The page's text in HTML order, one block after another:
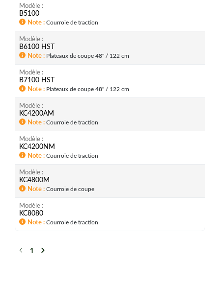
Modèle
B5100
Note Courroie de traction
Modèle
B6100 HST
Note Plateaux de coupe 48" / 122 cm
Modèle
B7100 HST
Note Plateaux de coupe 48" / 122 cm
Modèle
KC4200AM
Note Courroie de traction
Modèle
KC4200NM
Note Courroie de traction
Modèle
KC4800M
Note Courroie de coupe
Modèle
KC8080
Note Courroie de traction
Précédent
1 Suivant